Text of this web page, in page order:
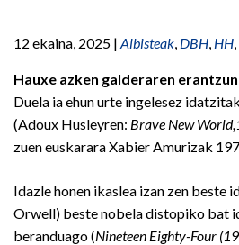
12 ekaina, 2025 | Albisteak, DBH, HH,
Hauxe azken galderaren
Duela ia ehun urte ingelesez
(Adoux Husleyren: Brave New
zuen euskarara Xabier Amurizak
Idazle honen ikaslea izan zen beste
Orwell) beste nobela distopiko bat
beranduago (Nineteen Eighty-Four